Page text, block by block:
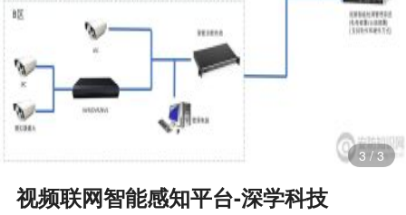
3 /3
视频联网智能感知平台-深学科技